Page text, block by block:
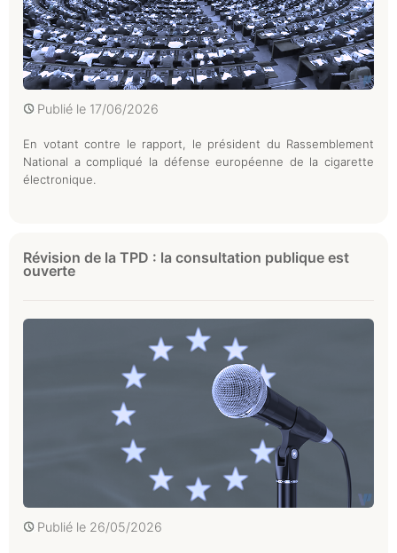
Publié le 17/06/2026
En votant contre le rapport, le président du Rassemblement
National a compliqué la défense européenne de la cigarette
électronique.
Révision de la TPD : la consultation publique est
ouverte
Publié le 26/05/2026